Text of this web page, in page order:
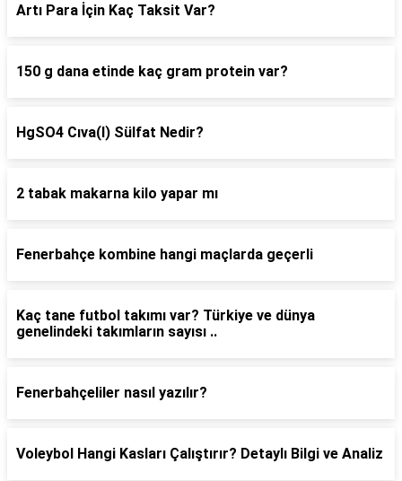
Artı Para İçin Kaç Taksit Var?
150 g dana etinde kaç gram protein var?
HgSO4 Cıva(I) Sülfat Nedir?
2 tabak makarna kilo yapar mı
Fenerbahçe kombine hangi maçlarda geçerli
Kaç tane futbol takımı var? Türkiye ve dünya
genelindeki takımların sayısı ..
Fenerbahçeliler nasıl yazılır?
Voleybol Hangi Kasları Çalıştırır? Detaylı Bilgi ve Analiz